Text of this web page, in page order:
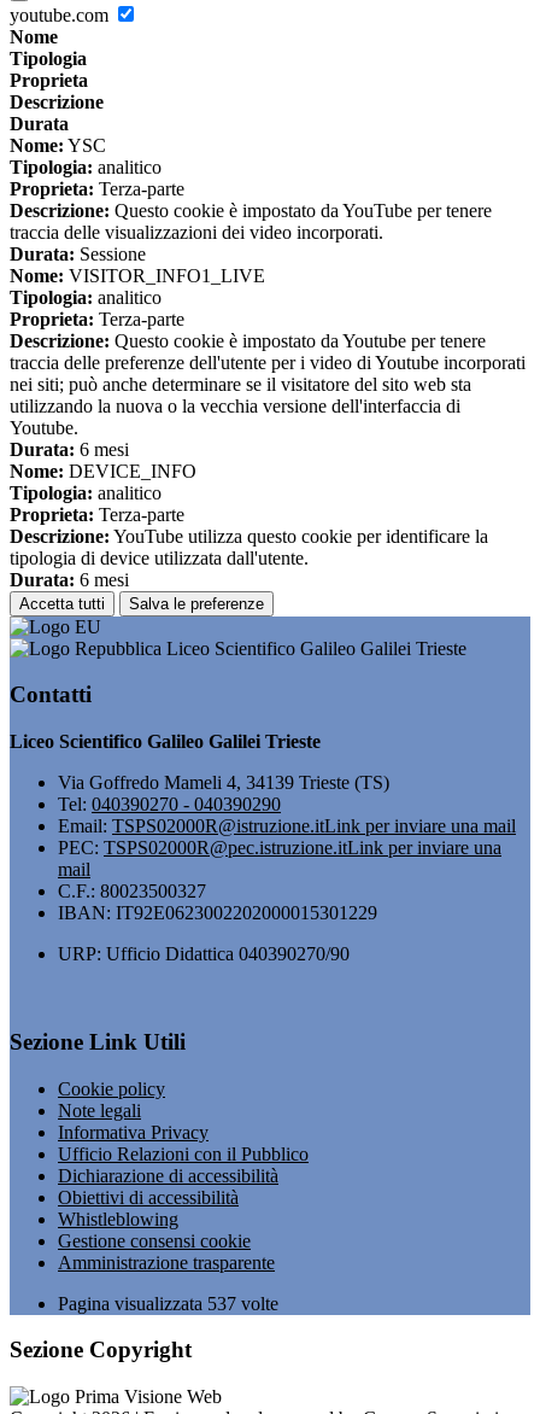
youtube.com
Nome
Tipologia
Proprieta
Descrizione
Durata
Nome: YSC
Tipologia: analitico
Proprieta: Terza-parte
Descrizione: Questo cookie è impostato da YouTube per tenere
traccia delle visualizzazioni dei video incorporati.
Durata: Sessione
Nome: VISITOR_INFO1_LIVE
Tipologia: analitico
Proprieta: Terza-parte
Descrizione: Questo cookie è impostato da Youtube per tenere
traccia delle preferenze dell'utente per i video di Youtube incorporati
nei siti; può anche determinare se il visitatore del sito web sta
utilizzando la nuova o la vecchia versione dell'interfaccia di
Youtube.
Durata: 6 mesi
Nome: DEVICE_INFO
Tipologia: analitico
Proprieta: Terza-parte
Descrizione: YouTube utilizza questo cookie per identificare la
tipologia di device utilizzata dall'utente.
Durata: 6 mesi
Accetta tutti Salva le preferenze
Liceo Scientifico Galileo Galilei Trieste
Contatti
Liceo Scientifico Galileo Galilei Trieste
Via Goffredo Mameli 4, 34139 Trieste (TS)
Tel: 040390270 - 040390290
Email: TSPS02000R@istruzione.itLink per inviare una mail
PEC: TSPS02000R@pec.istruzione.itLink per inviare una
mail
C.F.: 80023500327
IBAN: IT92E0623002202000015301229
URP: Ufficio Didattica 040390270/90
Sezione Link Utili
Cookie policy
Note legali
Informativa Privacy
Ufficio Relazioni con il Pubblico
Dichiarazione di accessibilità
Obiettivi di accessibilità
Whistleblowing
Gestione consensi cookie
Amministrazione trasparente
Pagina visualizzata 537 volte
Sezione Copyright